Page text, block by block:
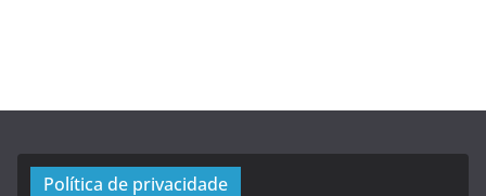
Política de privacidade